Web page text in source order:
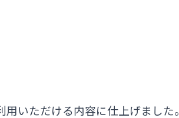
いただける内容に仕上げました。